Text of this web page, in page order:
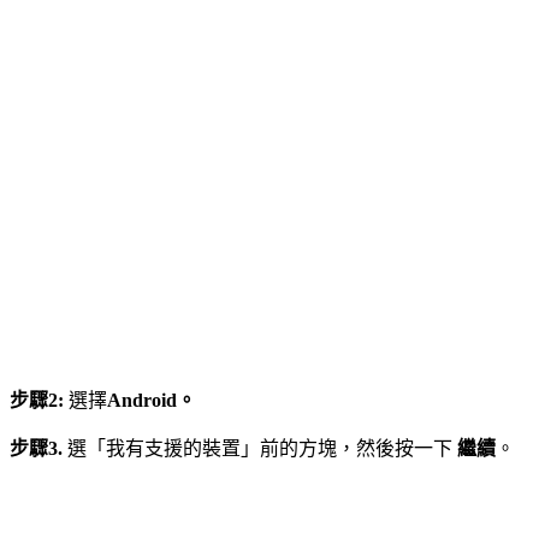
步驟2: 選擇Android。
步驟3. 選「我有支援的裝置」前的方塊，然後按一下 繼續 。